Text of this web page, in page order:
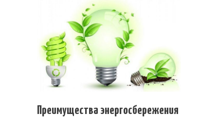
Преимущества энергосбережения